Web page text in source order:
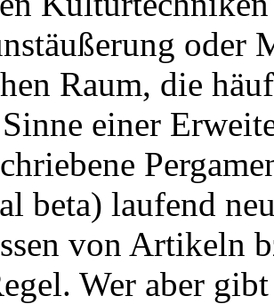
oder
Raum, die
einer
beta) laufend
von Artikeln
Wer aber